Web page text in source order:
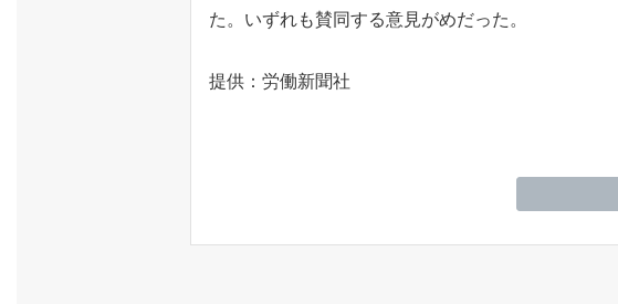
た。いずれも賛同する意見がめだった。
提供： 労働新聞社